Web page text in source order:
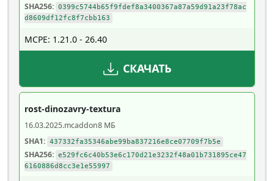
SHA256: 0399c5744b65f9fdef8a3400367a87a59d91a23f78ac
d8609df12fc8f7cbb163
MCPE: 1.21.0 - 26.40
СКАЧАТЬ
rost-dinozavry-textura
16.03.2025.mcaddon8 МБ
SHA1: 437332fa35346abe99ba837216e8ce07709f7b5e
SHA256: e529fc6c40b53e6c170d21e3232f48a01b731895ce47
6160886d8cc3e1e55997